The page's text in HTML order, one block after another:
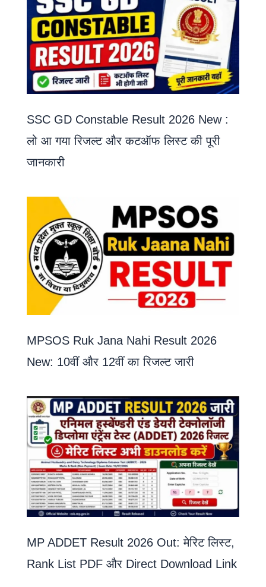
SSC GD Constable Result 2026 New :
लो आ गया रिजल्ट और कटऑफ लिस्ट की पूरी
जानकारी
MPSOS Ruk Jana Nahi Result 2026
New: 10वीं और 12वीं का रिजल्ट जारी
MP ADDET Result 2026 Out: मेरिट लिस्ट,
Rank List PDF और Direct Download Link